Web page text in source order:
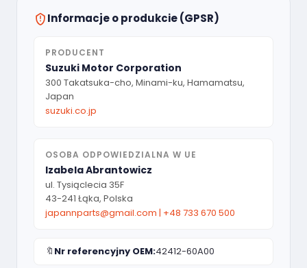
Informacje o produkcie (GPSR)
PRODUCENT
Suzuki Motor Corporation
300 Takatsuka-cho, Minami-ku, Hamamatsu,
Japan
suzuki.co.jp
OSOBA ODPOWIEDZIALNA W UE
Izabela Abrantowicz
ul. Tysiąclecia 35F
43-241 Łąka, Polska
japannparts@gmail.com | +48 733 670 500
🔖 Nr referencyjny OEM:42412-60A00